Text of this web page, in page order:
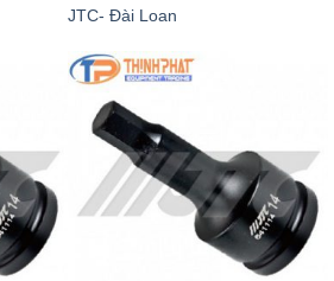
JTC- Đài Loan